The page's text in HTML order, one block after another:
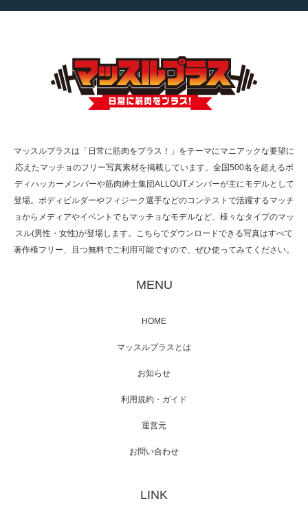
TOKYO FMラジオ番組「ONE MORNING」
で紹介さ…
た（6/8放送）
映画「メカバース」舞台挨拶へマッスルプラ
【TV】NHK BS「COOL JAPAN 」にてマッス
マッスルプラスは「日常に筋肉をプラス！」をテーマにマニアックな要望に
応えたマッチョのフリー写真素材を掲載しています。全国500名を超えるボ
ディハッカーメンバーや筋肉紳士集団ALLOUTメンバーが主にモデルとして
登場。ボディビルダーやフィジーク選手などのコンテストで活躍するマッチ
ョからメディアやイベントでもマッチョなモデルなど、様々なタイプのマッ
スル(男性・女性)が登場します。こちらでダウンロードできる写真はすべて
著作権フリー、且つ無料でご利用可能ですので、ぜひ使ってみてください。
MENU
HOME
マッスルプラスとは
お知らせ
利用規約・ガイド
運営元
お問い合わせ
LINK